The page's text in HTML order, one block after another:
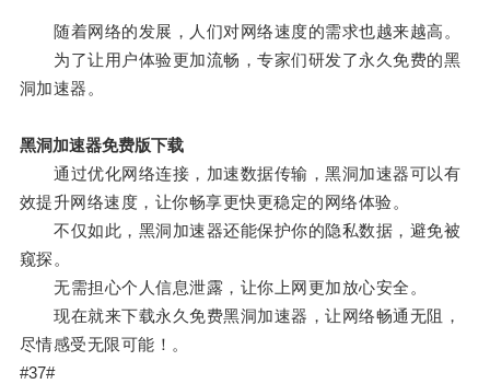
随着网络的发展，人们对网络速度的需求也越来越高。
为了让用户体验更加流畅，专家们研发了永久免费的黑
洞加速器。
黑洞加速器免费版下载
通过优化网络连接，加速数据传输，黑洞加速器可以有
效提升网络速度，让你畅享更快更稳定的网络体验。
不仅如此，黑洞加速器还能保护你的隐私数据，避免被
窥探。
无需担心个人信息泄露，让你上网更加放心安全。
现在就来下载永久免费黑洞加速器，让网络畅通无阻，
尽情感受无限可能！。
#37#